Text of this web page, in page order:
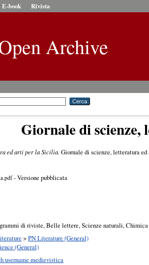
E-book Rivista
Archive
Giornale di
ed arti per la Sicilia. Giornale di scienze, letteratura
- Versione pubblicata
di riviste, Belle lettere, Scienze naturali, Chimica
>PN Literature (General)
(General)
username medievistica